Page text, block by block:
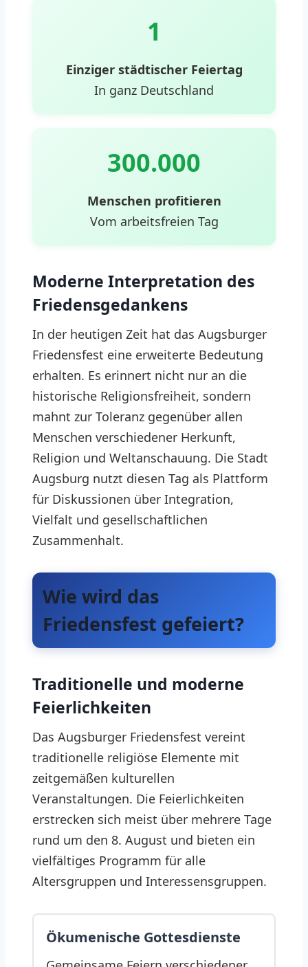
1
Einziger städtischer Feiertag
In ganz Deutschland
300.000
Menschen profitieren
Vom arbeitsfreien Tag
Moderne Interpretation des
Friedensgedankens
In der heutigen Zeit hat das Augsburger
Friedensfest eine erweiterte Bedeutung
erhalten. Es erinnert nicht nur an die
historische Religionsfreiheit, sondern
mahnt zur Toleranz gegenüber allen
Menschen verschiedener Herkunft,
Religion und Weltanschauung. Die Stadt
Augsburg nutzt diesen Tag als Plattform
für Diskussionen über Integration,
Vielfalt und gesellschaftlichen
Zusammenhalt.
Wie wird das
Friedensfest gefeiert?
Traditionelle und moderne
Feierlichkeiten
Das Augsburger Friedensfest vereint
traditionelle religiöse Elemente mit
zeitgemäßen kulturellen
Veranstaltungen. Die Feierlichkeiten
erstrecken sich meist über mehrere Tage
rund um den 8. August und bieten ein
vielfältiges Programm für alle
Altersgruppen und Interessensgruppen.
Ökumenische Gottesdienste